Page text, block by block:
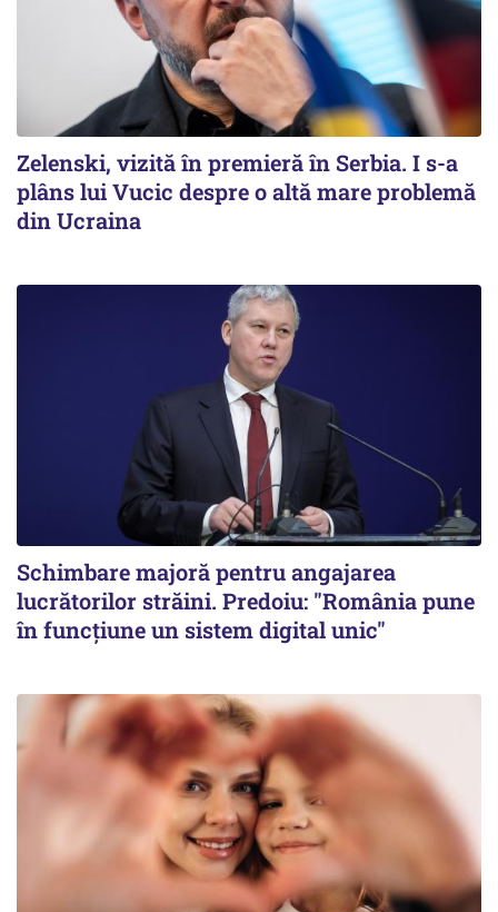
Zelenski, vizită în premieră în Serbia. I s-a
plâns lui Vucic despre o altă mare problemă
din Ucraina
Schimbare majoră pentru angajarea
lucrătorilor străini. Predoiu: "România pune
în funcțiune un sistem digital unic"